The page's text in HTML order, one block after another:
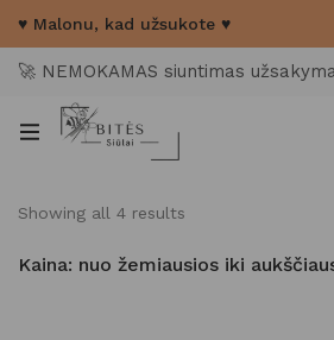
♥ Malonu, kad užsukote ♥
🚀 NEMOKAMAS siuntimas
Showing all 4 results
Kaina: nuo žemiausios iki